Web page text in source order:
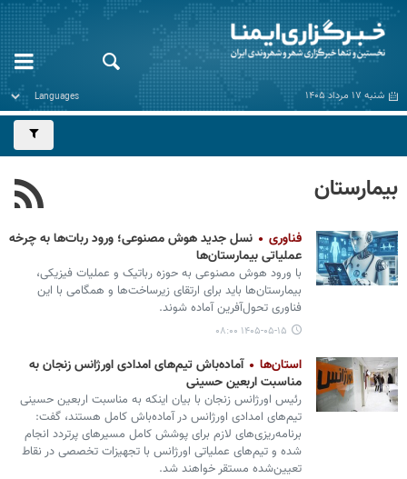
شنبه ۱۷ مرداد ۱۴۰۵
بیمارستان
فناوری
نسل جدید هوش مصنوعی؛ ورود ربات‌ها به چرخه
عملیاتی بیمارستان‌ها
با ورود هوش مصنوعی به حوزه رباتیک و عملیات فیزیکی،
بیمارستان‌ها باید برای ارتقای زیرساخت‌ها و همگامی با این
فناوری تحول‌آفرین آماده شوند.
۱۴۰۵-۰۵-۱۵ ۰۸:۰۰
استان‌ها
آماده‌باش تیم‌های امدادی اورژانس زنجان به
مناسبت اربعین حسینی
رئیس اورژانس زنجان با بیان اینکه به مناسبت اربعین حسینی
تیم‌های امدادی اورژانس در آماده‌باش کامل هستند، گفت:
برنامه‌ریزی‌های لازم برای پوشش کامل مسیرهای پرتردد انجام
شده و تیم‌های عملیاتی اورژانس با تجهیزات تخصصی در نقاط
تعیین‌شده مستقر خواهند شد.